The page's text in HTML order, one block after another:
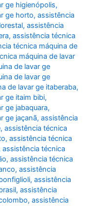
ge higienópolis,
ge horto,assistência
,assistência
,assistência técnica
técnica máquina de
máquina de lavar
de lavar ge
de lavar ge
de lavar ge itaberaba,
ge itaim bibi,
ge jabaquara,
ge jaçanã,assistência
,assistência técnica
,assistência técnica
assistência técnica
,assistência técnica
,assistência
,assistência
,assistência
,assistência